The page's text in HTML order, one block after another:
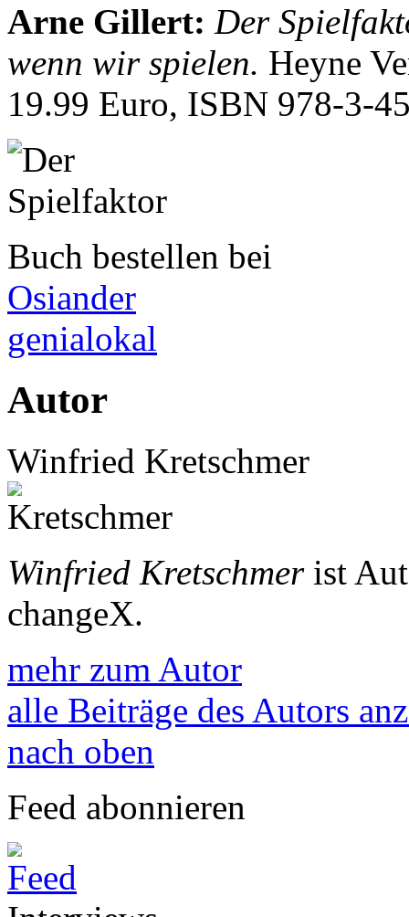
Arne Gillert: Der
wenn wir spielen. Heyne
19.99 Euro, ISBN 978-3-
Buch bestellen bei
Osiander
genialokal
Autor
Winfried Kretschmer
Winfried Kretschmerist
changeX.
mehr zum Autor
alle Beiträge des Autors
nach oben
Feed abonnieren